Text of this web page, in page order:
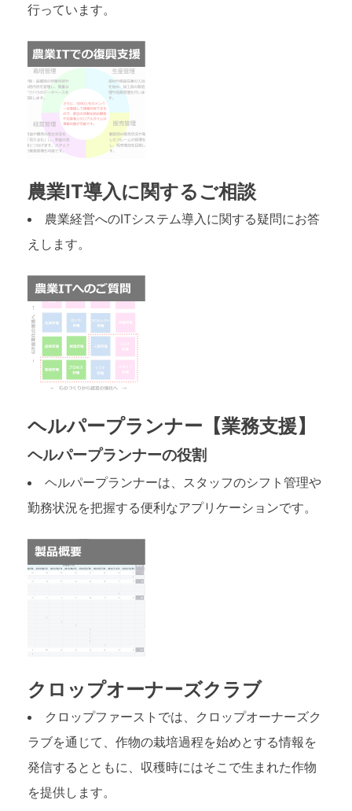
行っています。
農業IT導入に関するご相談
農業経営へのITシステム導入に関する疑問にお答
えします。
ヘルパープランナー【業務支援】
ヘルパープランナーの役割
ヘルパープランナーは、スタッフのシフト管理や
勤務状況を把握する便利なアプリケーションです。
クロップオーナーズクラブ
クロップファーストでは、クロップオーナーズク
ラブを通じて、作物の栽培過程を始めとする情報を
発信するとともに、収穫時にはそこで生まれた作物
を提供します。